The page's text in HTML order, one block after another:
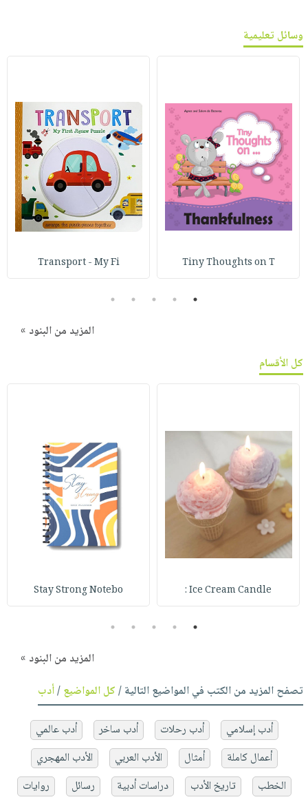
وسائل تعليمية
Tiny Thoughts on T
Transport - My Fi
1
2
3
4
5
المزيد من البنود »
كل الأقسام
Ice Cream Candle :
Stay Strong Notebo
1
2
3
4
5
المزيد من البنود »
تصفح المزيد من الكتب في المواضيع التالية /كل المواضيع/أدب
أدب إسلامي أدب رحلات أدب ساخر
أدب عالمي
أعمال كاملة
أمثال الأدب العربي
الأدب المهجري
الخطب
تاريخ الأدب دراسات أدبية رسائل
روايات